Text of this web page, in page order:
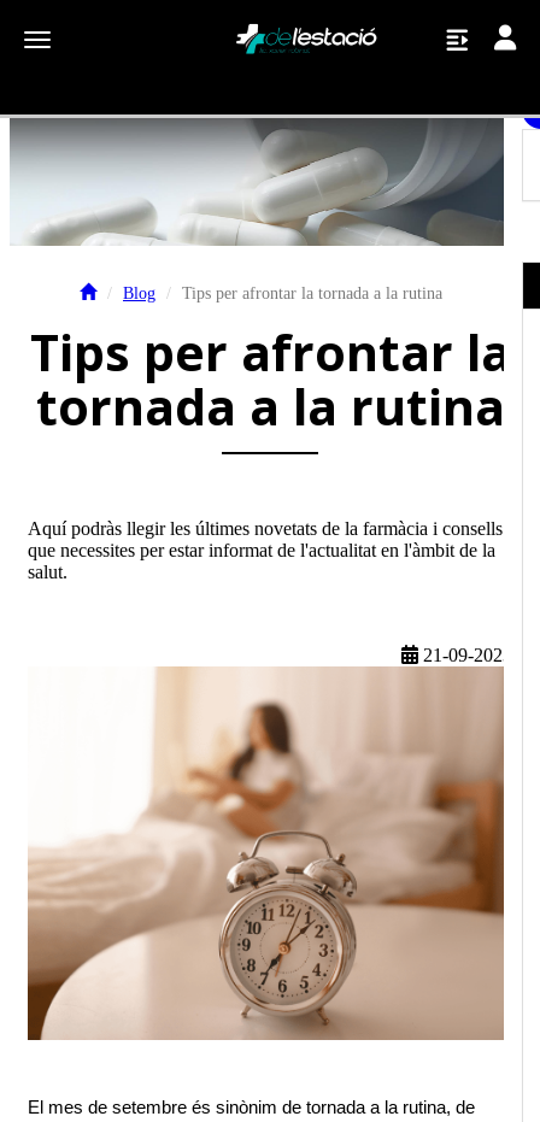
Toggle navigation
Blog Tips per afrontar la tornada a la rutina
Tips per afrontar la
tornada a la rutina
Aquí podràs llegir les últimes novetats de la farmàcia i consells
que necessites per estar informat de l'actualitat en l'àmbit de la
salut.
21-09-2023
El mes de setembre és sinònim de tornada a la rutina, de